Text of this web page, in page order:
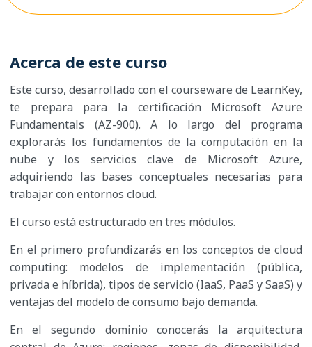
Acerca de este curso
Este curso, desarrollado con el courseware de LearnKey,
te prepara para la certificación Microsoft Azure
Fundamentals (AZ-900). A lo largo del programa
explorarás los fundamentos de la computación en la
nube y los servicios clave de Microsoft Azure,
adquiriendo las bases conceptuales necesarias para
trabajar con entornos cloud.
El curso está estructurado en tres módulos.
En el primero profundizarás en los conceptos de cloud
computing: modelos de implementación (pública,
privada e híbrida), tipos de servicio (IaaS, PaaS y SaaS) y
ventajas del modelo de consumo bajo demanda.
En el segundo dominio conocerás la arquitectura